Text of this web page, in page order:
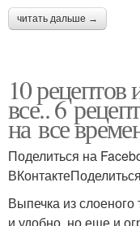
читать дальше →
10 рецептов
все.. 6
на все
Поделиться на
Выпечка из слоеного